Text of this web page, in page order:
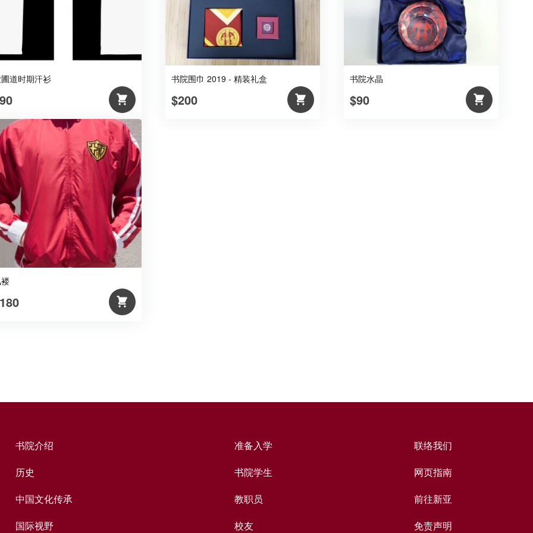
数
量
道时期汗衫 书院围巾 2019 - 精装礼盒
$200
书院水晶
$90
书院介绍
历史
中国文化传承
国际视野
准备入学
书院学生
教职员
校友
联络我们
网页指南
前往新亚
免责声明